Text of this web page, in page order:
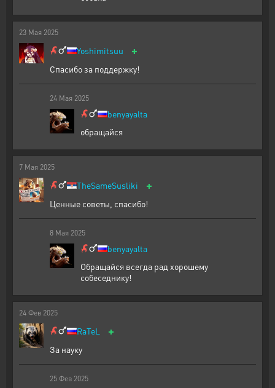
23 Мая 2025
Yoshimitsuu +
Спасибо за поддержку!
24 Мая 2025
benyayalta
обращайся
7 Мая 2025
TheSameSusliki +
Ценные советы, спасибо!
8 Мая 2025
benyayalta
Обращайся всегда рад хорошему
собеседнику!
24 Фев 2025
RaTeL +
За науку
25 Фев 2025